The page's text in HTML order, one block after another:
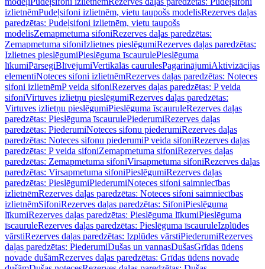
izlietnēmPudeļsifoni izlietnēm, vietu taupošs modelisRezerves daļas
paredzētas: Pudeļsifoni izlietnēm, vietu taupošs
modelisZemapmetuma sifoniRezerves daļas paredzētas:
Zemapmetuma sifoniIzlietnes pieslēgumiRezerves daļas paredzētas:
Izlietnes pieslēgumiPieslēguma īscaurulePieslēguma
līkumiPārsegiBlīvējumiVertikālās caurulesPagarinājumiAktivizācijas
elementiNoteces sifoni izlietnēmRezerves daļas paredzētas: Noteces
sifoni izlietnēmP veida sifoniRezerves daļas paredzētas: P veida
sifoniVirtuves izlietņu pieslēgumiRezerves daļas paredzētas:
Virtuves izlietņu pieslēgumiPieslēguma īscauruleRezerves daļas
paredzētas: Pieslēguma īscaurulePiederumiRezerves daļas
paredzētas: PiederumiNoteces sifonu piederumiRezerves daļas
paredzētas: Noteces sifonu piederumiP veida sifoniRezerves daļas
paredzētas: P veida sifoniZemapmetuma sifoniRezerves daļas
paredzētas: Zemapmetuma sifoniVirsapmetuma sifoniRezerves daļas
paredzētas: Virsapmetuma sifoniPieslēgumiRezerves daļas
paredzētas: PieslēgumiPiederumiNoteces sifoni saimniecības
izlietnēmRezerves daļas paredzētas: Noteces sifoni saimniecības
izlietnēmSifoniRezerves daļas paredzētas: SifoniPieslēguma
līkumiRezerves daļas paredzētas: Pieslēguma līkumiPieslēguma
īscauruleRezerves daļas paredzētas: Pieslēguma īscauruleIzplūdes
vārstiRezerves daļas paredzētas: Izplūdes vārstiPiederumiRezerves
daļas paredzētas: PiederumiDušas un vannasDušasGrīdas ūdens
novade dušāmRezerves daļas paredzētas: Grīdas ūdens novade